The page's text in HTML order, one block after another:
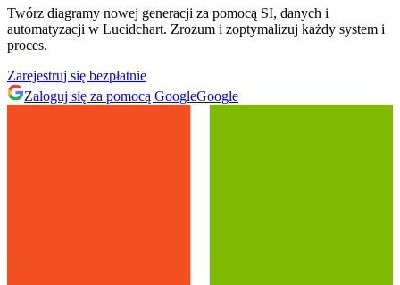
Twórz diagramy nowej generacji za pomocą SI, danych i
automatyzacji w Lucidchart. Zrozum i zoptymalizuj każdy system i
proces.
Zarejestruj się bezpłatnie
Zaloguj się za pomocą GoogleGoogle